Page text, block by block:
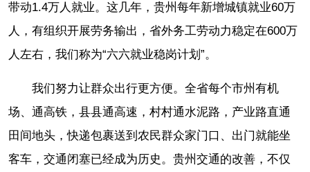
带动1.4万人就业。这几年，贵州每年新增城镇就业60万
人，有组织开展劳务输出，省外务工劳动力稳定在600万
人左右，我们称为“六六就业稳岗计划”。
我们努力让群众出行更方便。全省每个市州有机
场、通高铁，县县通高速，村村通水泥路，产业路直通
田间地头，快递包裹送到农民群众家门口、出门就能坐
客车，交通闭塞已经成为历史。贵州交通的改善，不仅